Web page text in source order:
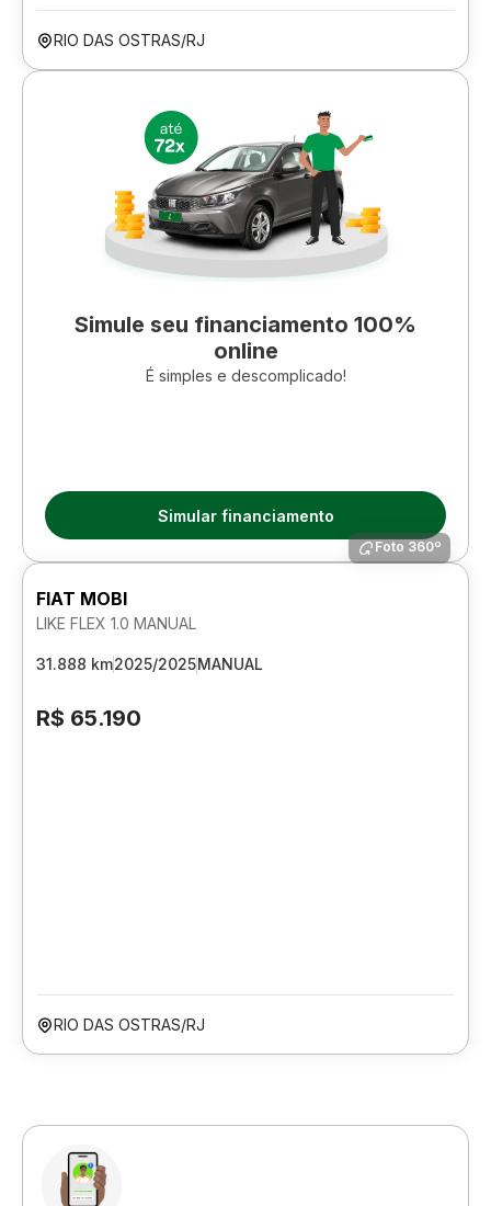
RIO DAS OSTRAS/RJ
Simule seu financiamento 100%
online
É simples e descomplicado!
Simular financiamento
Foto 360º
FIAT MOBI
LIKE FLEX 1.0 MANUAL
31.888 km2025/2025MANUAL
R$ 65.190
RIO DAS OSTRAS/RJ